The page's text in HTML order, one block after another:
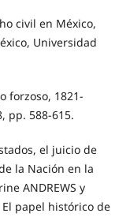
civil en México,
Universidad
forzoso, 1821-
pp. 588-615.
el juicio de
la Nación en la
ANDREWS y
El papel histórico de